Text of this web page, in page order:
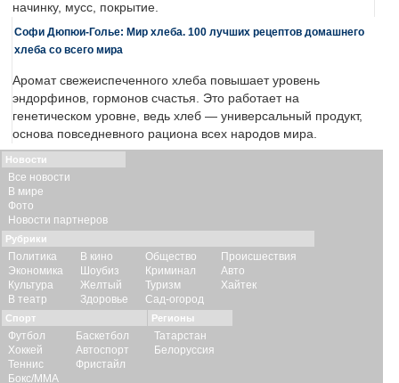
начинку, мусс, покрытие.
Софи Дюпюи-Голье: Мир хлеба. 100 лучших рецептов домашнего
хлеба со всего мира
Аромат свежеиспеченного хлеба повышает уровень
эндорфинов, гормонов счастья. Это работает на
генетическом уровне, ведь хлеб — универсальный продукт,
основа повседневного рациона всех народов мира.
Новости
Все новости
В мире
Фото
Новости партнеров
Рубрики
Политика
Экономика
Культура
В театр
В кино
Шоубиз
Желтый
Здоровье
Общество
Криминал
Туризм
Сад-огород
Происшествия
Авто
Хайтек
Спорт
Футбол
Хоккей
Теннис
Бокс/ММА
Баскетбол
Автоспорт
Фристайл
Регионы
Татарстан
Белоруссия